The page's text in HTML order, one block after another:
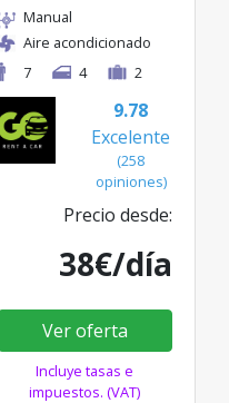
Manual
Aire acondicionado
7
4 2
9.78
Excelente
(258
opiniones)
Precio desde:
38€/día
Ver oferta
Incluye tasas e
impuestos. (VAT)